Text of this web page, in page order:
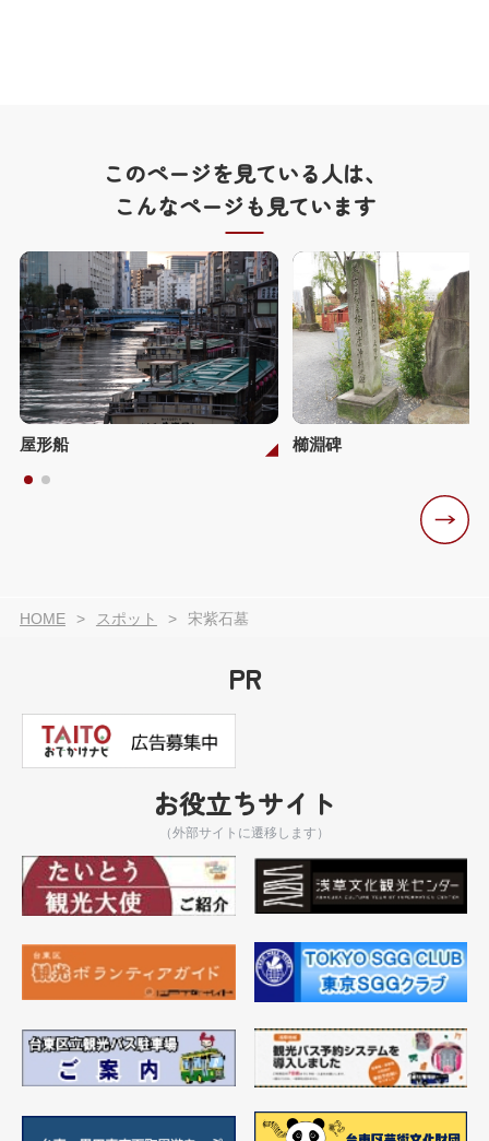
このページを見ている人は、
こんなページも見ています
屋形船 櫛淵碑
HOME スポット 宋紫石墓
PR
お役立ちサイト
（外部サイトに遷移します）